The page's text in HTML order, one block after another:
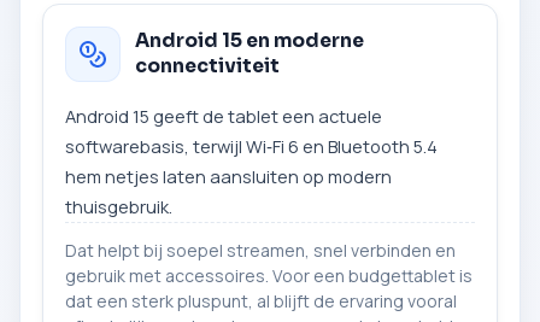
Android 15 en moderne
connectiviteit
Android 15 geeft de tablet een actuele
softwarebasis, terwijl Wi‑Fi 6 en Bluetooth 5.4
hem netjes laten aansluiten op modern
thuisgebruik.
Dat helpt bij soepel streamen, snel verbinden en
gebruik met accessoires. Voor een budgettablet is
dat een sterk pluspunt, al blijft de ervaring vooral